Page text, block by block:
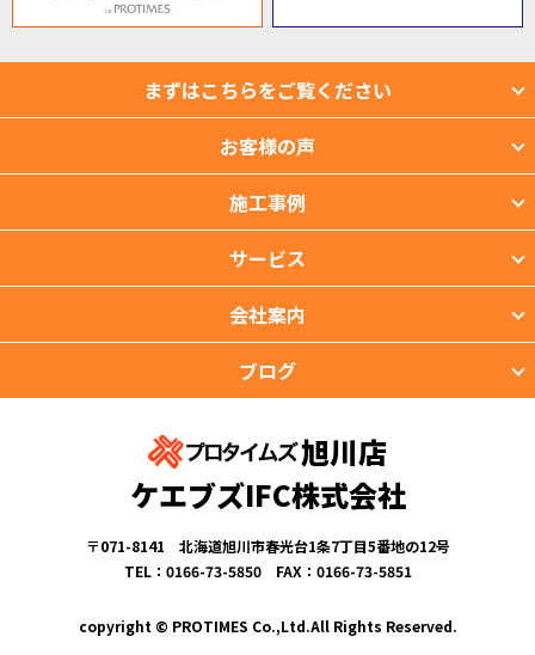
まずはこちらをご覧ください
お客様の声
施工事例
サービス
会社案内
ブログ
旭川店
ケエブズIFC株式会社
〒071-8141 北海道旭川市春光台1条7丁目5番地の12号
TEL：0166-73-5850 FAX：0166-73-5851
copyright © PROTIMES Co.,Ltd.All Rights Reserved.